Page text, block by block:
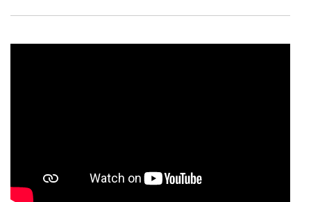
O ACP garantirá que as transferências internacionais de
Consulte a política de cookies do site.